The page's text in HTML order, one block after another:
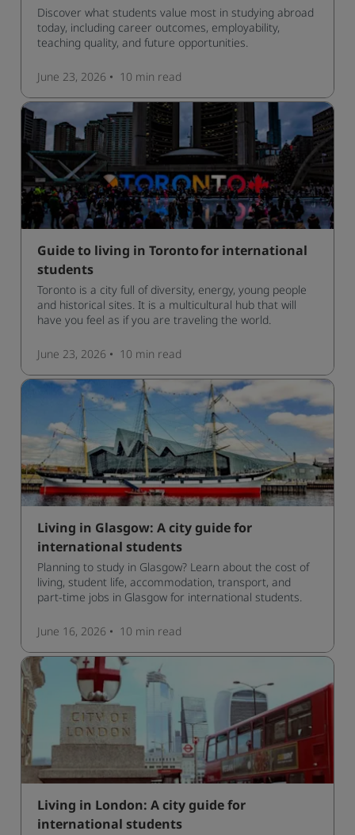
Discover what students value most in studying abroad
today, including career outcomes, employability,
teaching quality, and future opportunities.
June 23, 2026 10 min read
Guide to living in Toronto for international
students
Toronto is a city full of diversity, energy, young people
and historical sites. It is a multicultural hub that will
have you feel as if you are traveling the world.
June 23, 2026 10 min read
Living in Glasgow: A city guide for
international students
Planning to study in Glasgow? Learn about the cost of
living, student life, accommodation, transport, and
part-time jobs in Glasgow for international students.
June 16, 2026 10 min read
Living in London: A city guide for
international students